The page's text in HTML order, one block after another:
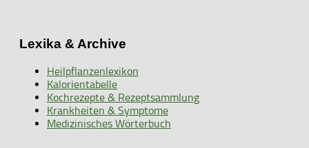
Lexika & Archive
Heilpflanzenlexikon
Kalorientabelle
Kochrezepte & Rezeptsammlung
Krankheiten & Symptome
Medizinisches Wörterbuch